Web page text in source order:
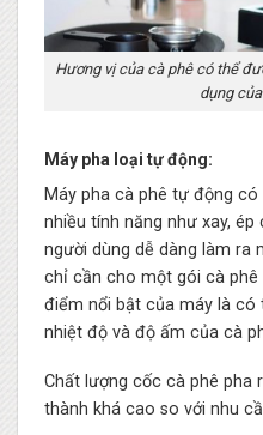
Hương vị của cà phê có thể
dụng
Máy pha loại tự động:
Máy pha cà phê tự động
nhiều tính năng như xay,
người dùng dễ dàng làm ra
chỉ cần cho một gói cà phê
điểm nổi bật của máy là có
nhiệt độ và độ ấm của cà
Chất lượng cốc cà phê pha
thành khá cao so với nhu